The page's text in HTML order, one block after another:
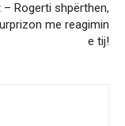
– Rogerti shpërthen,
me reagimin
e tij!